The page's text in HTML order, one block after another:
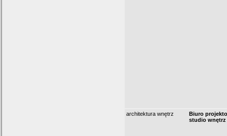
architektura wnętrz
Biuro
studio wnętrz